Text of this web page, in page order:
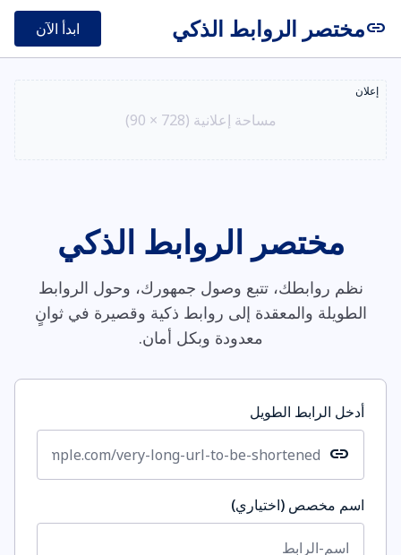
linkمختصر الروابط الذكي ابدأ الآن
إعلان
مساحة إعلانية (728 × 90)
مختصر الروابط الذكي
نظم روابطك، تتبع وصول جمهورك، وحول الروابط
الطويلة والمعقدة إلى روابط ذكية وقصيرة في ثوانٍ
معدودة وبكل أمان.
أدخل الرابط الطويل
link
اسم مخصص (اختياري)